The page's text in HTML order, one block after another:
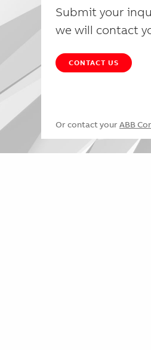
Submit your
we will contact
CONTACT US
Or contact your ABB